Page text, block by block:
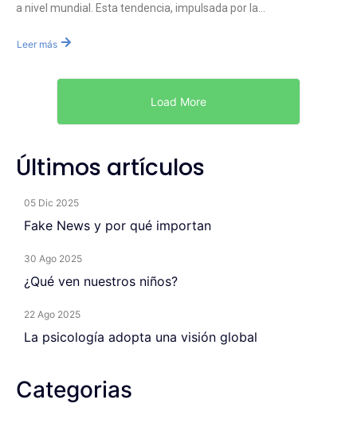
a nivel mundial. Esta tendencia, impulsada por la...
Leer más
Load More
Últimos artículos
05 Dic 2025
Fake News y por qué importan
30 Ago 2025
¿Qué ven nuestros niños?
22 Ago 2025
La psicología adopta una visión global
Categorias